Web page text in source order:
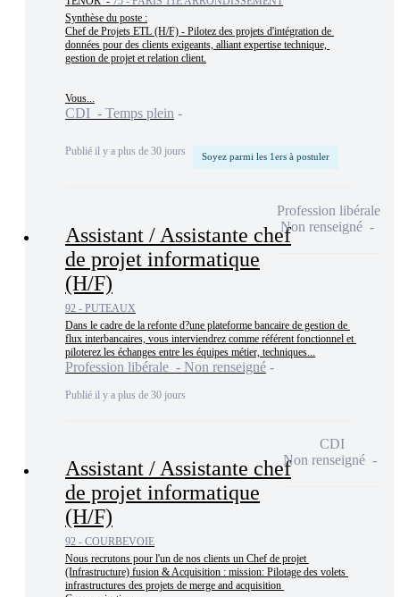
Synthèse du poste :
Chef de Projets ETL (H/F) - Pilotez des projets d'intégration de
données pour des clients exigeants, alliant expertise technique,
gestion de projet et relation client.
Vous...
CDI - Temps plein
Publié il y a plus de 30 jours Soyez parmi les 1ers à postuler
Assistant / Assistante chef
de projet informatique
(H/F)
92 - PUTEAUX
Dans le cadre de la refonte d?une plateforme bancaire de gestion de
flux interbancaires, vous interviendrez comme référent fonctionnel et
piloterez les échanges entre les équipes métier, techniques...
Profession libérale - Non renseigné
Publié il y a plus de 30 jours
Profession libérale
Non renseigné
Assistant / Assistante chef
de projet informatique
(H/F)
92 - COURBEVOIE
Nous recrutons pour l'un de nos clients un Chef de projet
(Infrastructure) fusion & Acquisition : mission: Pilotage des volets
infrastructures des projets de merge and acquisition
CDI
Non renseigné